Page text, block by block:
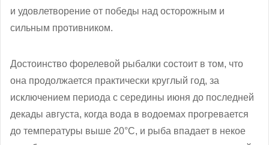
и удовлетворение от победы над осторожным и
сильным противником.
Достоинство форелевой рыбалки состоит в том, что
она продолжается практически круглый год, за
исключением периода с середины июня до последней
декады августа, когда вода в водоемах прогревается
до температуры выше 20°С, и рыба впадает в некое